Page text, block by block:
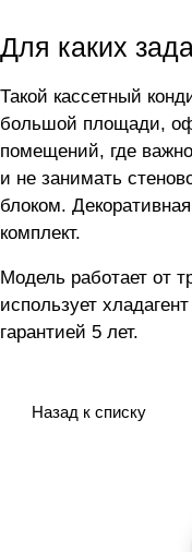
Для каких
Такой кассетный
большой площади,
помещений, где
и не занимать
блоком.
комплект.
Модель работает от
использует
гарантией 5 лет.
Назад к списку